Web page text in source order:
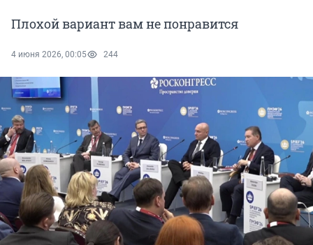
Плохой вариант вам не понравится
4 июня 2026, 00:05 244